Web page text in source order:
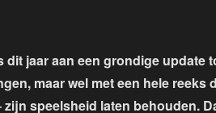
jaar aan een grondige update
maar wel met een hele
zijn speelsheid laten behouden.